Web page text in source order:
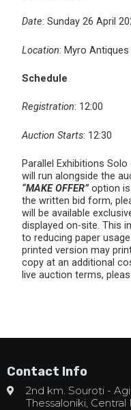
Date: Sunday 26 April
Location: Myro
Schedule
Registration: 12:00
Auction Starts: 12:30
Parallel Exhibitions
will run alongside the
“MAKE OFFER”option is
the written bid form,
will be available
displayed on-site. This
to reducing paper
printed version may
copy at an additional
live auction terms,
Contact Info
2nd km. Souroti -
Thessaloniki,